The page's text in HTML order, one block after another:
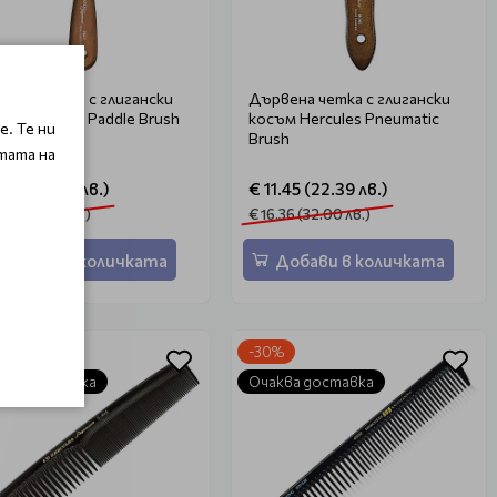
четка с глигански
Hercules Paddle Brush
(34.91 лв.)
(49.90 лв.)
Добави в количката
Дървена четка с глигански
косъм Hercules Pneumatic
Brush
€ 11.45 (22.39 лв.)
€ 16.36 (32.00 лв.)
Добави в количката
доставка
-30%
Очаква доставка
Те ни
на